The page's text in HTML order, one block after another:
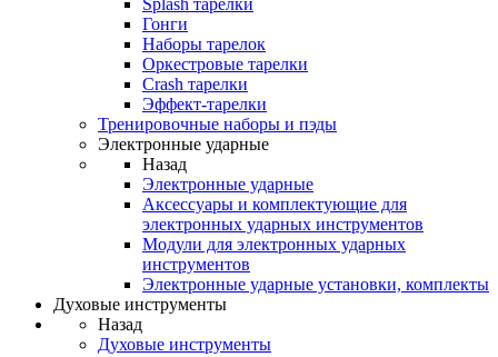
Splash тарелки
Гонги
Наборы тарелок
Оркестровые тарелки
Сrash тарелки
Эффект-тарелки
Тренировочные наборы и пэды
Электронные ударные
Назад
Электронные ударные
Аксессуары и комплектующие для
электронных ударных инструментов
Модули для электронных ударных
инструментов
Электронные ударные установки, комплекты
Духовые инструменты
Назад
Духовые инструменты